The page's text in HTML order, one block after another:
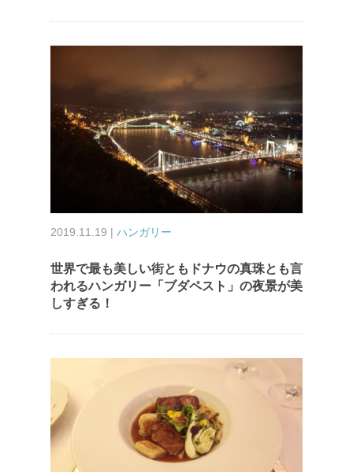
2019.11.19 | ハンガリー
世界で最も美しい街ともドナウの真珠とも言
われるハンガリー「ブダペスト」の夜景が美
しすぎる！